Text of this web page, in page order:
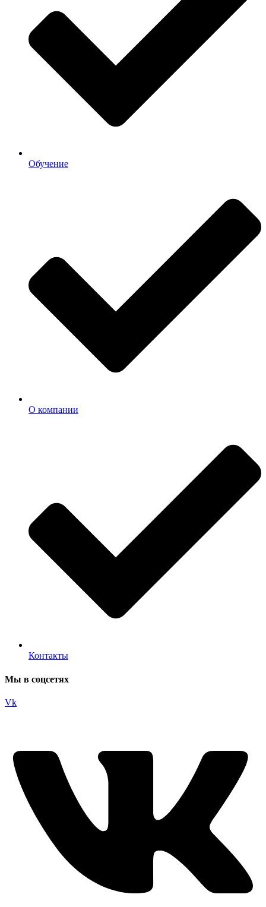
Обучение
О компании
Контакты
Мы в соцсетях
Vk